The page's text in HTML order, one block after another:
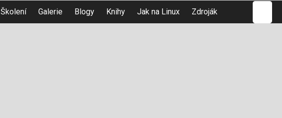
Školení Galerie Blogy Knihy Jak na Linux Zdroják